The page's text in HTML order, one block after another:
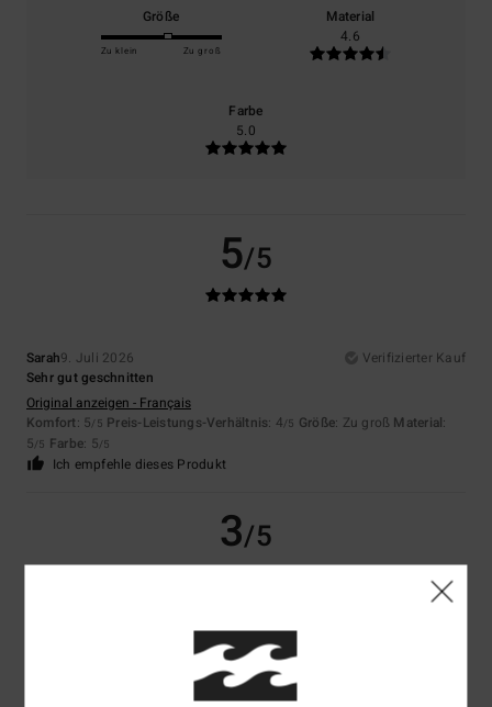
Größe
Zu klein Zu groß
Material
4.6
Farbe
5.0
5/5
Sarah9. Juli 2026
Verifizierter Kauf
Sehr gut geschnitten
Original anzeigen - Français
Komfort: 5/5 Preis-Leistungs-Verhältnis: 4/5 Größe: Zu groß Material:
5/5 Farbe: 5/5
Ich empfehle dieses Produkt
3/5
Preis-Leistungs-Verhältnis: 5